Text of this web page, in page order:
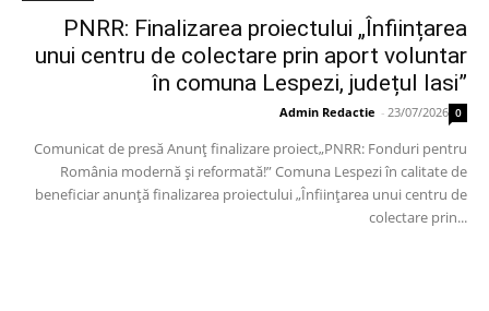
PNRR: Finalizarea proiectului „Înființarea
unui centru de colectare prin aport voluntar
în comuna Lespezi, județul Iasi”
Admin Redactie - 23/07/2026 0
Comunicat de presă Anunț finalizare proiect„PNRR: Fonduri pentru
România modernă și reformată!” Comuna Lespezi în calitate de
beneficiar anunță finalizarea proiectului „Înființarea unui centru de
colectare prin...